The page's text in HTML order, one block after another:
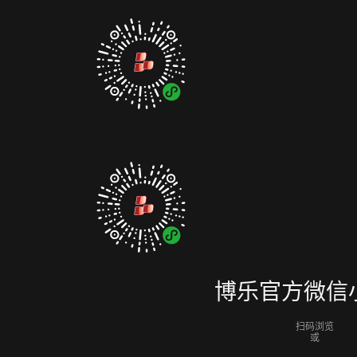
博乐官方微信
扫码浏览
或